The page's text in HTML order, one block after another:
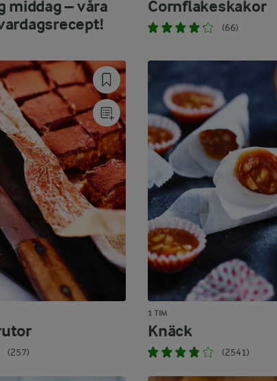
middag – våra
Cornflakeskakor
(66)
(257)
1 TIM
Knäck
(2541)